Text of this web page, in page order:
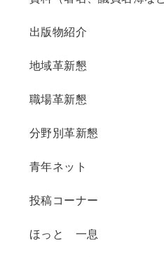
出版物紹介
地域革新懇
職場革新懇
分野別革新懇
青年ネット
投稿コーナー
ほっと 一息